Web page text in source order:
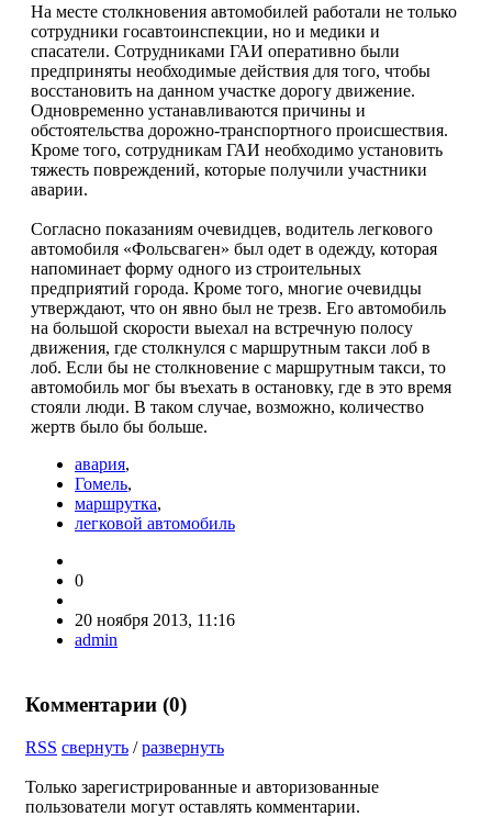
На месте столкновения автомобилей работали не только
сотрудники госавтоинспекции, но и медики и
спасатели. Сотрудниками ГАИ оперативно были
предприняты необходимые действия для того, чтобы
восстановить на данном участке дорогу движение.
Одновременно устанавливаются причины и
обстоятельства дорожно-транспортного происшествия.
Кроме того, сотрудникам ГАИ необходимо установить
тяжесть повреждений, которые получили участники
аварии.
Согласно показаниям очевидцев, водитель легкового
автомобиля «Фольсваген» был одет в одежду, которая
напоминает форму одного из строительных
предприятий города. Кроме того, многие очевидцы
утверждают, что он явно был не трезв. Его автомобиль
на большой скорости выехал на встречную полосу
движения, где столкнулся с маршрутным такси лоб в
лоб. Если бы не столкновение с маршрутным такси, то
автомобиль мог бы въехать в остановку, где в это время
стояли люди. В таком случае, возможно, количество
жертв было бы больше.
авария,
Гомель,
маршрутка,
легковой автомобиль
0
20 ноября 2013, 11:16
admin
Комментарии (0)
RSS свернуть /развернуть
Только зарегистрированные и авторизованные
пользователи могут оставлять комментарии.